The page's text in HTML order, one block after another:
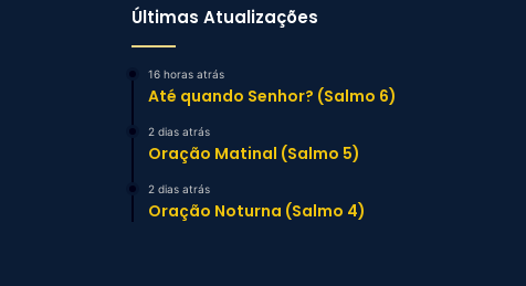
Últimas Atualizações
16 horas atrás
Até quando Senhor? (Salmo 6)
2 dias atrás
Oração Matinal (Salmo 5)
2 dias atrás
Oração Noturna (Salmo 4)